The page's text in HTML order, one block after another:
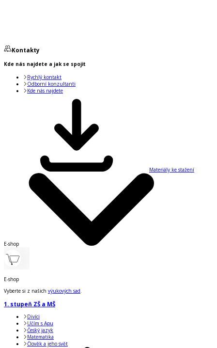
Kontakty
Kde nás najdete a jak se spojit
Rychlý kontakt
Odborní konzultanti
Kde nás najdete
Materiály ke stažení
E-shop
E-shop
Vyberte si z našich výukových sad.
1. stupeň ZŠ a MŠ
Divíci
Učím s Apu
Český jazyk
Matematika
Člověk a jeho svět